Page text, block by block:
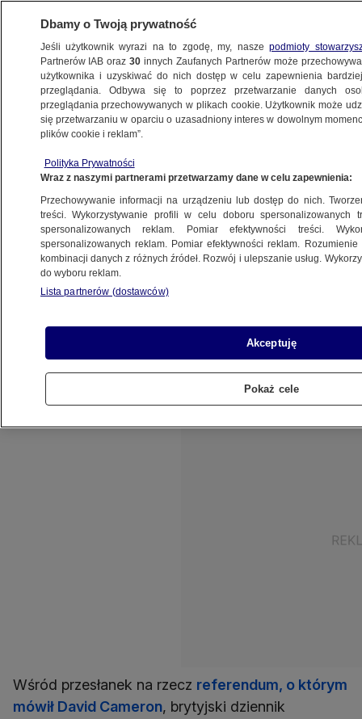
ŚWIAT
"Otworzył drzwi do dyskusji"
24.01.2013, 10:08Aktualizacja:24.01.2013, 10:25
Udostępnij
Wystąpienie premiera Davida Camerona, w
prasie. "Financial Times" pisze z kolei, że od lat
wiele wskazywało, iż referendum w sprawie
brytyjskiego członkostwa w Unii Europejskiej
Wśród przesłanek na rzecz referendum, o którym
mówił David Cameron, brytyjski dziennik
Dbamy o Twoją prywatność
Jeśli użytkownik wyrazi na to zgodę, my, naszepodmioty
Partnerów IAB oraz30 innych Zaufanych Partnerów może
użytkownika i uzyskiwać do nich dostęp w celu zapewnienia
przeglądania. Odbywa się to poprzez przetwarzanie danych
przeglądania przechowywanych w plikach cookie. Użytkownik może
się przetwarzaniu w oparciu o uzasadniony interes w dowolnym
plików cookie i reklam”.
Polityka Prywatności
Wraz z naszymi partnerami przetwarzamy dane w celu zapewnienia:
Przechowywanie informacji na urządzeniu lub dostęp do nich.
treści. Wykorzystywanie profili w celu doboru spersonalizowanych
spersonalizowanych reklam. Pomiar efektywności treści.
spersonalizowanych reklam. Pomiar efektywności reklam.
kombinacji danych z różnych źródeł. Rozwój i ulepszanie usług.
do wyboru reklam.
Lista partnerów (dostawców)
Akceptuję
Pokaż cele